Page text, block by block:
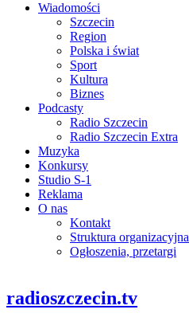
Wiadomości
Szczecin
Region
Polska i świat
Sport
Kultura
Biznes
Podcasty
Radio Szczecin
Radio Szczecin Extra
Muzyka
Konkursy
Studio S-1
Reklama
O nas
Kontakt
Struktura organizacyjna
Ogłoszenia, przetargi
radioszczecin.tv